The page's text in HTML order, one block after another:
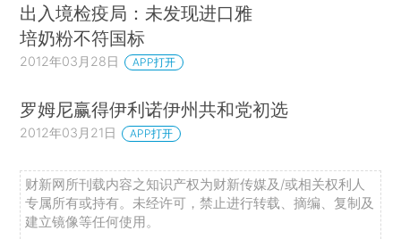
出入境检疫局：未发现进口雅
培奶粉不符国标
2012年03月28日 APP打开
罗姆尼赢得伊利诺伊州共和党初选
2012年03月21日 APP打开
财新网所刊载内容之知识产权为财新传媒及/或相关权利人
专属所有或持有。未经许可，禁止进行转载、摘编、复制及
建立镜像等任何使用。